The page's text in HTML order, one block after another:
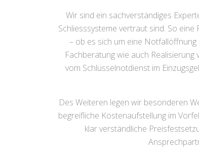
Wir sind ein sachverständiges
Schliesssysteme vertraut sind. So
– ob es sich um eine
Fachberatung wie auch
vom Schlüsselnotdienst im
Des Weiteren legen wir besonderen
begreifliche Kostenaufstellung im
klar verständliche